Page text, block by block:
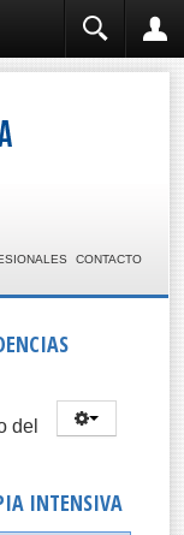
CONTACTO
del
INTENSIVA